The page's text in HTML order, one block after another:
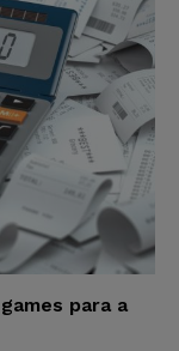
para a